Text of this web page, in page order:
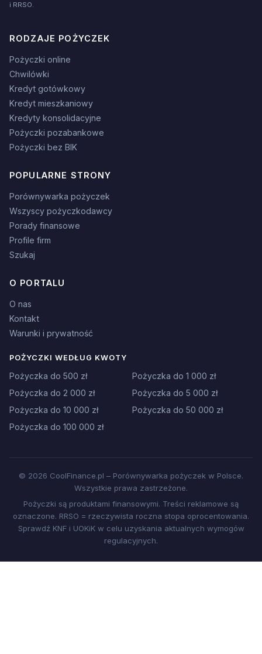
i RRSO.
RODZAJE POŻYCZEK
Pożyczki online
Chwilówki
Kredyt gotówkowy
Kredyt mieszkaniowy
Kredyty konsolidacyjne
Pożyczki pozabankowe
Pożyczki bez BIK
POPULARNE STRONY
Porównywarka pożyczek
Wszyscy pożyczkodawcy
Porady finansowe
Profile firm
Szukaj
O PORTALU
O nas
Kontakt
Warunki i prywatność
POŻYCZKI WEDŁUG KWOTY
Pożyczka do 500 zł
Pożyczka do 1 000 zł
Pożyczka do 2 000 zł
Pożyczka do 5 000 zł
Pożyczka do 10 000 zł
Pożyczka do 50 000 zł
Pożyczka do 100 000 zł
© 2026 CoolFinance.pl – Porównywarka pożyczek w Polsce.
Wszystkie prawa zastrzeżone.
Pożyczki są produktami finansowymi. Treści reklamowe są
oznaczone. RRSO = rzeczywista roczna stopa oprocentowania.
Sprawdź KNF i UOKiK w celu uzyskania aktualnych wymogów
regulacyjnych.